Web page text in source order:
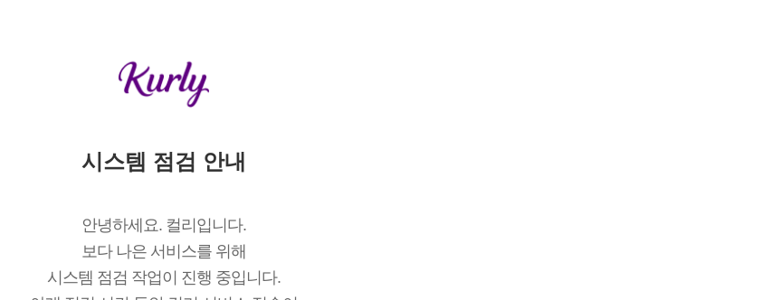
시스템 점검 안내
안녕하세요. 컬리입니다.
보다 나은 서비스를 위해
시스템 점검 작업이 진행 중입니다.